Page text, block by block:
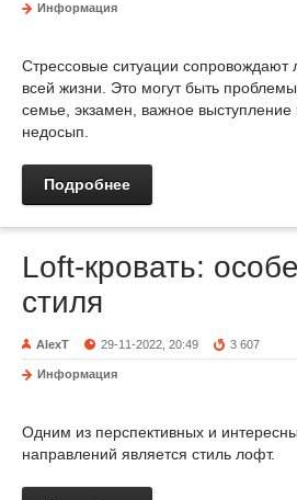
Информация
Стрессовые ситуации
всей жизни. Это могут быть
семье, экзамен, важное
недосып.
Подробнее
Loft-кровать:
стиля
AlexT 29-11-2022, 20:49 3 607
Информация
Одним из перспективных и
направлений является стиль лофт.